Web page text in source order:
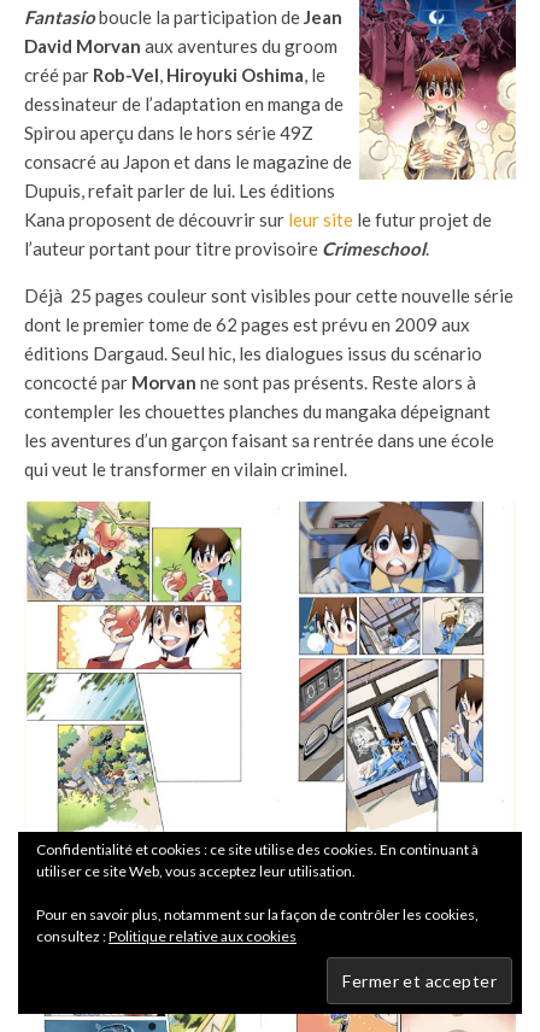
Fantasioboucle la participation de Jean
David Morvan aux aventures du groom
créé par Rob-Vel Hiroyuki Oshima , le
dessinateur de l’adaptation en manga de
Spirou aperçu dans le hors série 49Z
consacré au Japon et dans le magazine de
Dupuis, refait parler de lui. Les éditions
Kana proposent de découvrir sur leur site le futur projet de
l’auteur portant pour titre provisoire Crimeschool.
Déjà 25 pages couleur sont visibles pour cette nouvelle série
dont le premier tome de 62 pages est prévu en 2009 aux
éditions Dargaud. Seul hic, les dialogues issus du scénario
concocté par Morvan ne sont pas présents. Reste alors à
contempler les chouettes planches du mangaka dépeignant
les aventures d’un garçon faisant sa rentrée dans une école
qui veut le transformer en vilain criminel.
Confidentialité et cookies : ce site utilise des cookies. En continuant à
utiliser ce site Web, vous acceptez leur utilisation.
Pour en savoir plus, notamment sur la façon de contrôler les cookies,
consultez :Politique relative aux cookies